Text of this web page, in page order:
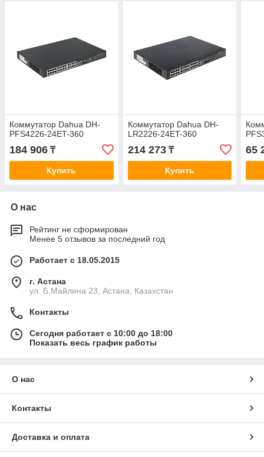
Коммутатор Dahua DH-
PFS4226-24ET-360
184 906 ₸
Купить
Коммутатор Dahua DH-
LR2226-24ET-360
214 273₸
Купить
65
О нас
Рейтинг не сформирован
Менее 5 отзывов за последний год
Работает с 18.05.2015
г. Астана
ул. Б.Майлина 23, Астана, Казахстан
Контакты
Сегодня работает с 10:00 до 18:00
Показать весь график работы
О нас
Контакты
Доставка и оплата